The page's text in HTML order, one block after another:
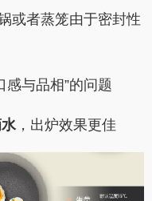
或者蒸笼由于密封性
与品相”的问题
，出炉效果更佳